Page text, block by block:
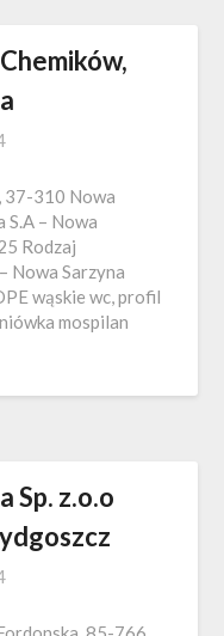
37-310 Nowa
S.A – Nowa
Rodzaj
Nowa Sarzyna
wąskie wc, profil
mospilan
Sp. z.o.o